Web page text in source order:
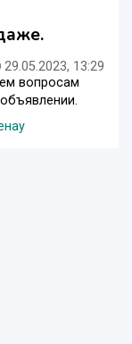
29.05.2023, 13:29
вопросам